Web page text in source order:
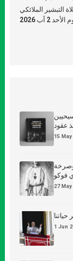
التبشير الملائكي
الأحد 2 آب 2026
عقود
15
وصرخة
فوكو
27
حياتنا
1 Jun